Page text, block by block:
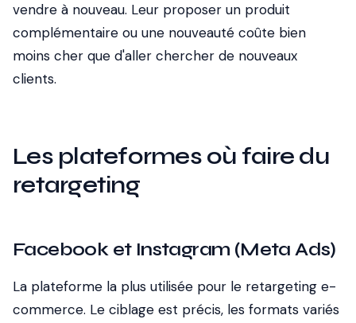
vendre à nouveau. Leur proposer un produit
complémentaire ou une nouveauté coûte bien
moins cher que d'aller chercher de nouveaux
clients.
Les plateformes où faire du
retargeting
Facebook et Instagram (Meta Ads)
La plateforme la plus utilisée pour le retargeting e-
commerce. Le ciblage est précis, les formats variés